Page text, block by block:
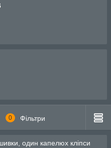
0 Фільтри
один капелюх кліпси